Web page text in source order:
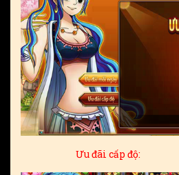
Ưu đãi cấp độ: